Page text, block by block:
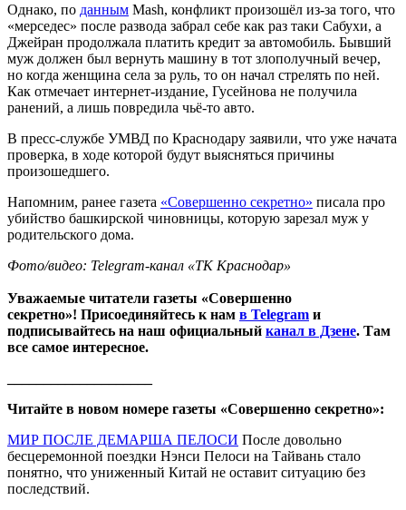
Однако, по данным Mash, конфликт произошёл из-за того, что
«мерседес» после развода забрал себе как раз таки Сабухи, а
Джейран продолжала платить кредит за автомобиль. Бывший
муж должен был вернуть машину в тот злополучный вечер,
но когда женщина села за руль, то он начал стрелять по ней.
Как отмечает интернет-издание, Гусейнова не получила
ранений, а лишь повредила чьё-то авто.
В пресс-службе УМВД по Краснодару заявили, что уже начата
проверка, в ходе которой будут выясняться причины
произошедшего.
Напомним, ранее газета «Совершенно секретно» писала про
убийство башкирской чиновницы, которую зарезал муж у
родительского дома.
Фото/видео: Telegram-канал «ТК Краснодар»
Уважаемые читатели газеты «Совершенно
секретно»! Присоединяйтесь к нам в Telegram и
подписывайтесь на наш официальный канал в Дзене. Там
все самое интересное.
Читайте в новом номере газеты «Совершенно секретно»:
МИР ПОСЛЕ ДЕМАРША ПЕЛОСИ После довольно
бесцеремонной поездки Нэнси Пелоси на Тайвань стало
понятно, что униженный Китай не оставит ситуацию без
последствий.